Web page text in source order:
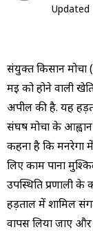
Updated
संयुक्त किसान
मई को होने वाली
अपील की है. यह
संघर्ष मोर्चा के
कहना है कि मनरेगा
लिए काम पाना
उपस्थिति प्रणाली
हड़ताल में शामिल
वापस लिया जाए